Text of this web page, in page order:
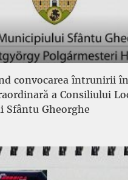
convocarea întrunirii în
a Consiliului
Sfântu Gheorghe